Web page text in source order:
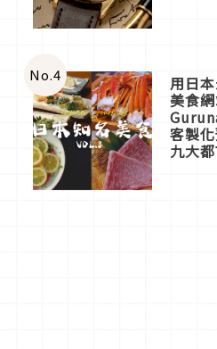
No.4 用日
美食
客製
九大